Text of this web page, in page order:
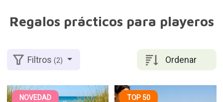
Regalos prácticos para playeros
Ordenar
Filtros(2)
NOVEDAD TOP 50